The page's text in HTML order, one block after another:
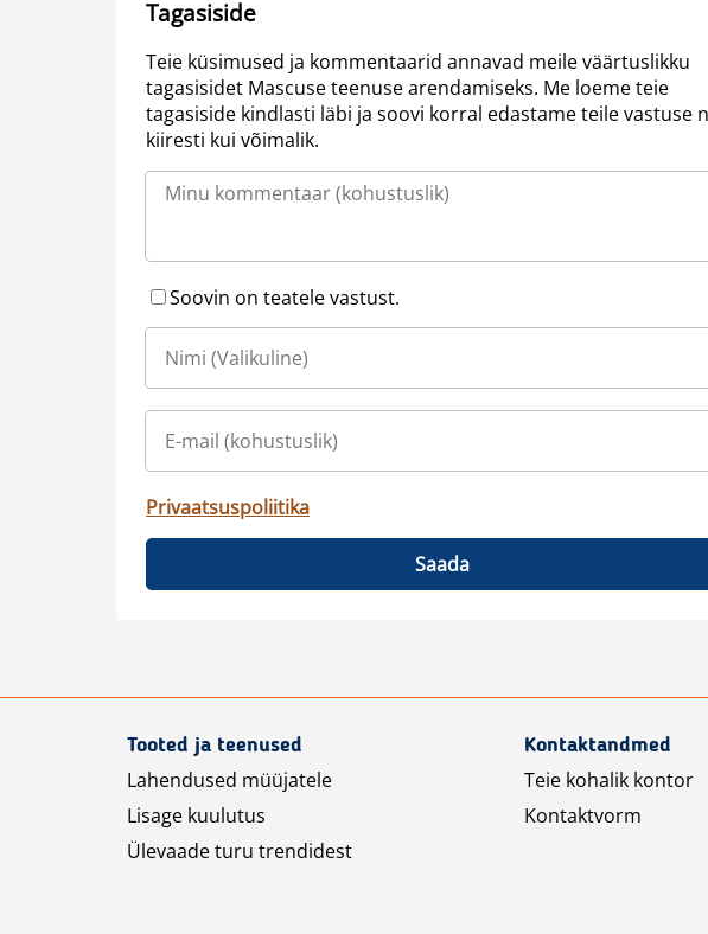
Tagasiside
Teie küsimused ja kommentaarid annavad meile väärtuslikku
tagasisidet Mascuse teenuse arendamiseks. Me loeme teie
tagasiside kindlasti läbi ja soovi korral edastame teile vastuse
kiiresti kui võimalik.
Soovin on teatele vastust.
Privaatsuspoliitika
Saada
Tooted ja teenused
Lahendused müüjatele
Lisage kuulutus
Ülevaade turu trendidest
Kontaktandmed
Teie kohalik kontor
Kontaktvorm